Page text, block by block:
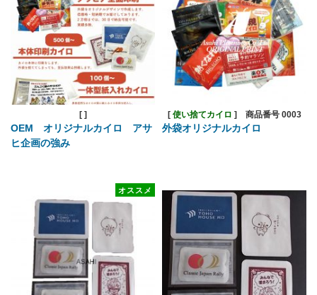
[ ]
OEM オリジナルカイロ アサ
ヒ企画の強み
[ 使い捨てカイロ ] 商品番号 0003
外袋オリジナルカイロ
オススメ